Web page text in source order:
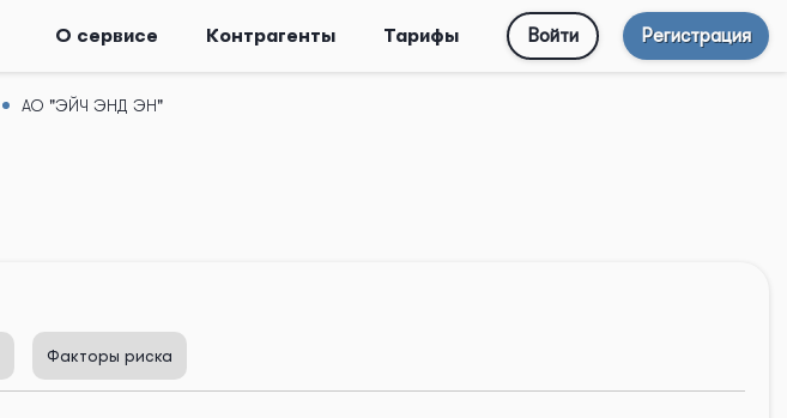
О сервисе Контрагенты Тарифы Войти Регистрация
АО "ЭЙЧ ЭНД ЭН"
Факторы риска